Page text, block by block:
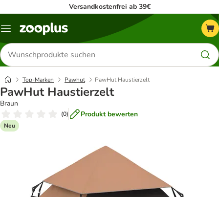
Versandkostenfrei ab 39€
Menü
Produkte
suchen
Top-Marken Pawhut PawHut Haustierzelt
PawHut Haustierzelt
Braun
(0) Produkt bewerten
Neu